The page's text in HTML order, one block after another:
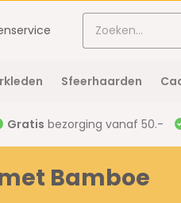
Sfeerhaarden
Gratis bezorging vanaf 50.-
Bamboe